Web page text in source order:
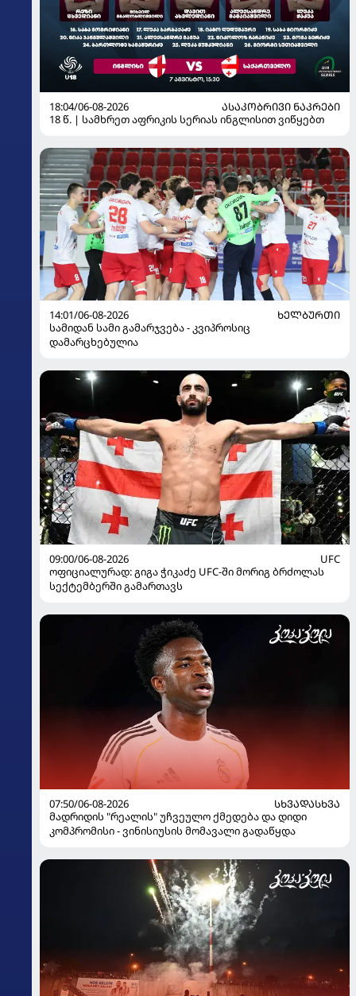
18:04/06-08-2026
ᲐᲡᲐᲙᲝᲑᲠᲘᲕᲘ ᲜᲐᲙᲠᲔᲑᲘ
18 წ. | სამხრეთ აფრიკის სერიას ინგლისით ვიწყებთ
14:01/06-08-2026
ᲮᲔᲚᲑᲣᲠᲗᲘ
სამიდან სამი გამარჯვება - კვიპროსიც
დამარცხებულია
09:00/06-08-2026
UFC
ოფიციალურად: გიგა ჭიკაძე UFC-ში მორიგ ბრძოლას
სექტემბერში გამართავს
07:50/06-08-2026
ᲡᲮᲕᲐᲓᲐᲡᲮᲕᲐ
მადრიდის "რეალის" უჩვეულო ქმედება და დიდი
კომპრომისი - ვინისიუსის მომავალი გადაწყდა